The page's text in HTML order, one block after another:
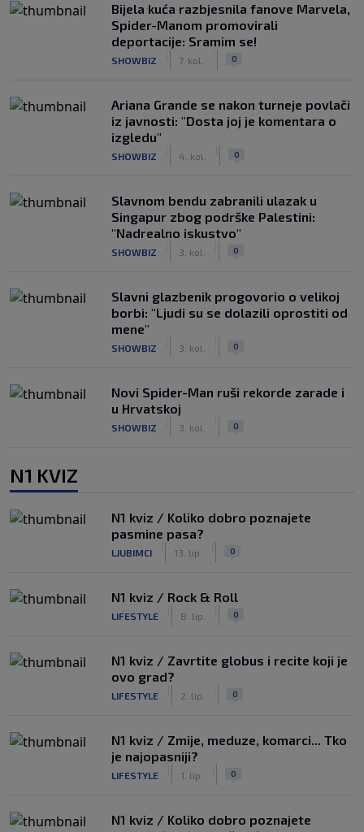
Bijela kuća razbjesnila fanove Marvela,
Spider-Manom promovirali
deportacije: Sramim se!
SHOWBIZ 7. kol. 0
Ariana Grande se nakon turneje povlači
iz javnosti: "Dosta joj je komentara o
izgledu"
SHOWBIZ 4. kol. 0
Slavnom bendu zabranili ulazak u
Singapur zbog podrške Palestini:
"Nadrealno iskustvo"
SHOWBIZ 3. kol. 0
Slavni glazbenik progovorio o velikoj
borbi: "Ljudi su se dolazili oprostiti od
mene"
SHOWBIZ 3. kol. 0
Novi Spider-Man ruši rekorde zarade i
u Hrvatskoj
SHOWBIZ 3. kol. 0
N1 KVIZ
N1 kviz / Koliko dobro poznajete
pasmine pasa?
LJUBIMCI 13. lip. 0
N1 kviz / Rock & Roll
LIFESTYLE 8. lip. 0
N1 kviz / Zavrtite globus i recite koji je
ovo grad?
LIFESTYLE 2. lip. 0
N1 kviz / Zmije, meduze, komarci... Tko
je najopasniji?
LIFESTYLE 1. lip. 0
N1 kviz / Koliko dobro poznajete